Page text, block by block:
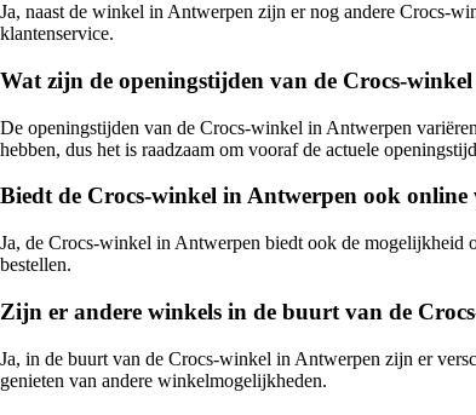
Ja, naast de winkel in Antwerpen zijn er nog andere Crocs-
klantenservice.
Wat zijn de openingstijden van de Crocs-
De openingstijden van de Crocs-winkel in Antwerpen
hebben, dus het is raadzaam om vooraf de actuele
Biedt de Crocs-winkel in Antwerpen ook online
Ja, de Crocs-winkel in Antwerpen biedt ook de mogelijkheid
bestellen.
Zijn er andere winkels in de buurt van de
Ja, in de buurt van de Crocs-winkel in Antwerpen zijn er
genieten van andere winkelmogelijkheden.